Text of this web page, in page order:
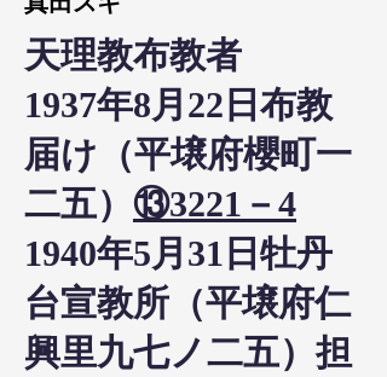
天理教布教者
1937年8月22日布教
届け（平壌府櫻町一
二五） ⑬3221－4
1940年5月31日牡丹
台宣教所（平壌府仁
興里九七ノ二五）担